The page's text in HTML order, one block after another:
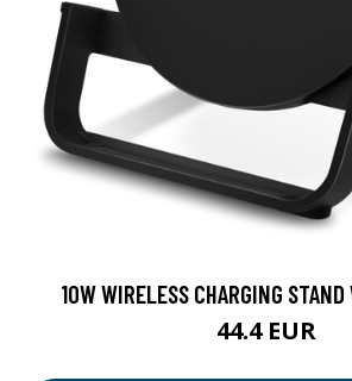
10W WIRELESS CHARGING
44.4 EUR